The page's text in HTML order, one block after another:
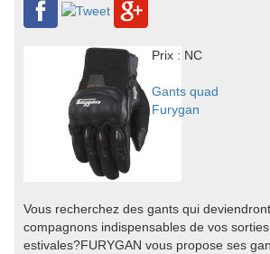
Prix : NC
Gants quad
Furygan
Vous recherchez des gants qui
compagnons indispensables de vos
estivales?FURYGAN vous propose ses